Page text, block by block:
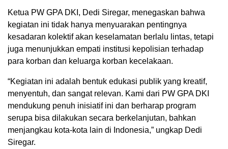
Ketua PW GPA DKI, Dedi Siregar, menegaskan bahwa
kegiatan ini tidak hanya menyuarakan pentingnya
kesadaran kolektif akan keselamatan berlalu lintas, tetapi
juga menunjukkan empati institusi kepolisian terhadap
para korban dan keluarga korban kecelakaan.
“Kegiatan ini adalah bentuk edukasi publik yang kreatif,
menyentuh, dan sangat relevan. Kami dari PW GPA DKI
mendukung penuh inisiatif ini dan berharap program
serupa bisa dilakukan secara berkelanjutan, bahkan
menjangkau kota-kota lain di Indonesia,” ungkap Dedi
Siregar.